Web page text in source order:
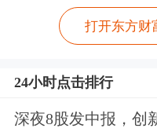
埃尔门多夫-理
会晤。俄罗斯总
两人会晤已经结
持续两小时45分
打开东方财
24小时点击排行
深夜8股发中报，创